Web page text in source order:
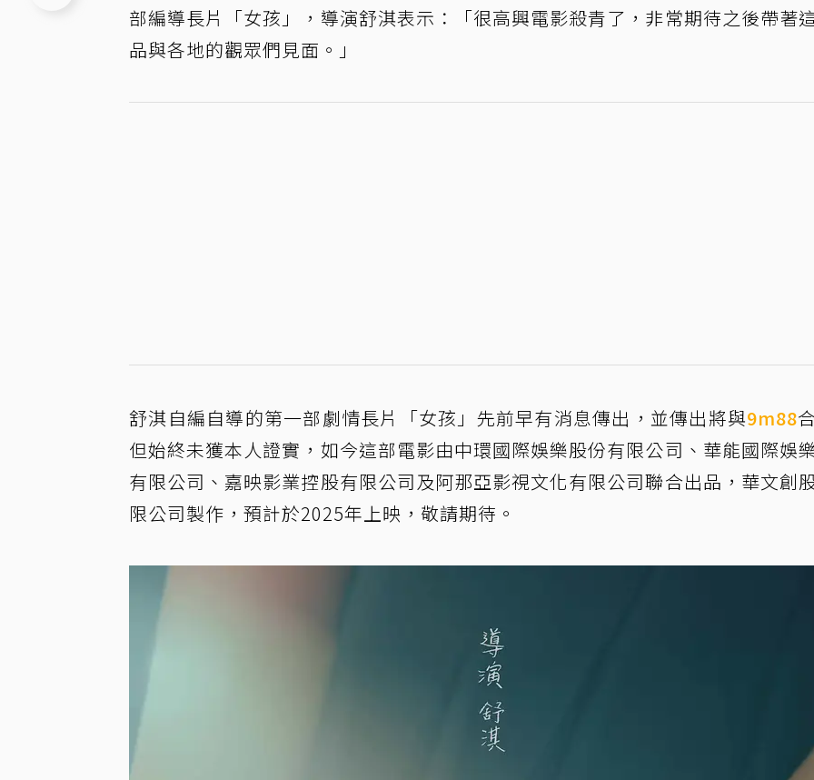
部編導長片「女孩」，導演舒淇表示：「很高興電影殺青了，非常期待之後帶著
品與各地的觀眾們見面。」
舒淇自編自導的第一部劇情長片「女孩」先前早有消息傳出，並傳出將與9m88
但始終未獲本人證實，如今這部電影由中環國際娛樂股份有限公司、華能國際娛
有限公司、嘉映影業控股有限公司及阿那亞影視文化有限公司聯合出品，華文創
限公司製作，預計於2025年上映，敬請期待。